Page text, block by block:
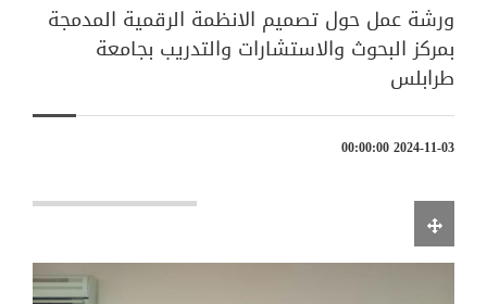
ورشة عمل حول تصميم الانظمة الرقمية المدمجة
بمركز البحوث والاستشارات والتدريب بجامعة
طرابلس
2024-11-03 00:00:00